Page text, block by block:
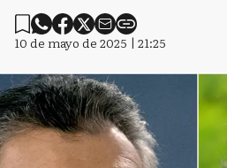
10 de mayo de 2025 | 21:25